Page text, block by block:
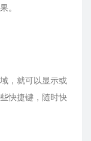
。
，就可以显示或
快捷键，随时快